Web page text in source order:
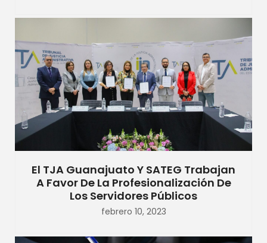
El TJA Guanajuato Y SATEG Trabajan
A Favor De La Profesionalización De
Los Servidores Públicos
febrero 10, 2023